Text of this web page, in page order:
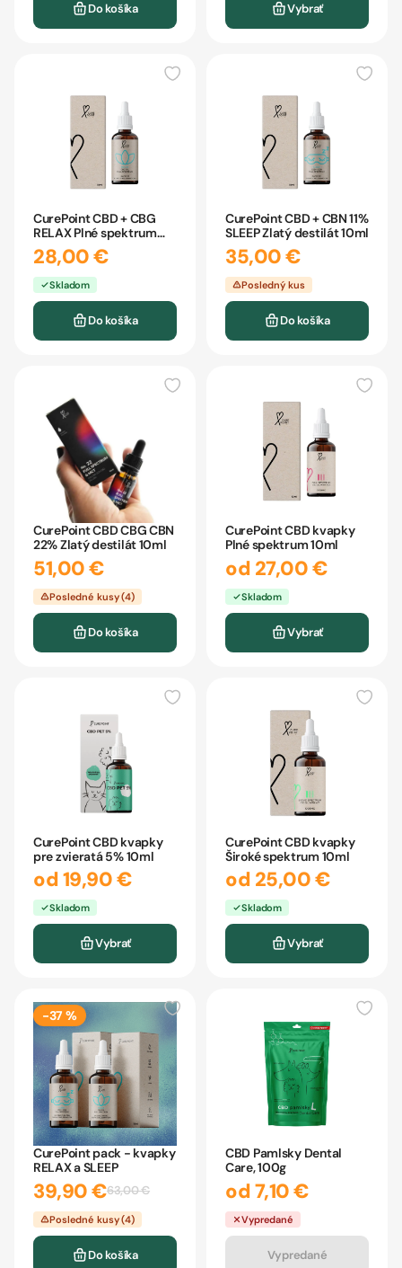
Do košíka Vybrať
CurePoint CBD + CBG
RELAX Plné spektrum
10ml
28,00 €
Skladom
Do košíka
CurePoint CBD + CBN 11%
SLEEP Zlatý destilát 10ml
35,00 €
Posledný kus
Do košíka
CurePoint CBD CBG CBN
22% Zlatý destilát 10ml
51,00 €
Posledné kusy (4)
Do košíka
CurePoint CBD kvapky
Plné spektrum 10ml
od 27,00 €
Skladom
Vybrať
CurePoint CBD kvapky
pre zvieratá 5% 10ml
od 19,90 €
Skladom
Vybrať
CurePoint CBD kvapky
Široké spektrum 10ml
od 25,00 €
Skladom
Vybrať
-37 %
CurePoint pack - kvapky
RELAX a SLEEP
39,90 €63,00 €
Posledné kusy (4)
Do košíka
CBD Pamlsky Dental
Care, 100g
od 7,10 €
Vypredané
Vypredané